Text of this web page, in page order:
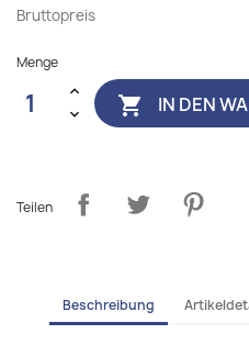
Bruttopreis
Menge
 IN DEN
Teilen
Beschreibung